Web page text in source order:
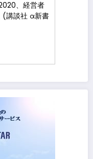
、経営者
(講談社 α新書